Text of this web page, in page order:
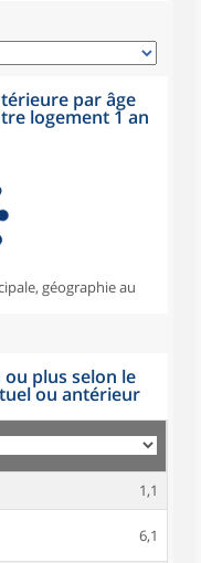
par âge
logement 1 an
géographie au
ou plus selon le
ou antérieur
1,1
6,1